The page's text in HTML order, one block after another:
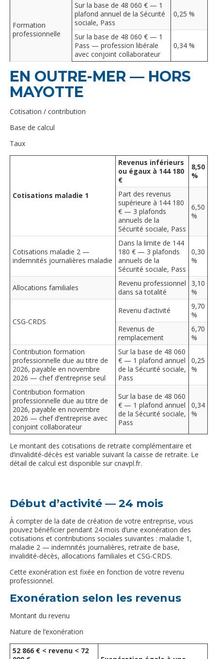
Formation
professionnelle
Sur la base de 48 060 € — 1
plafond annuel de la Sécurité
sociale, Pass
0,25 %
Sur la base de 48 060 € — 1
Pass — profession libérale
avec conjoint collaborateur
0,34 %
EN OUTRE-MER — HORS
MAYOTTE
Cotisation / contribution
Base de calcul
Taux
Cotisations maladie 1
Revenus inférieurs
ou égaux à 144 180
€
8,50
%
Part des revenus
supérieure à 144 180
€ — 3 plafonds
annuels de la
Sécurité sociale, Pass
6,50
%
Cotisations maladie 2 —
indemnités journalières maladie
Dans la limite de 144
180 € — 3 plafonds
annuels de la
Sécurité sociale, Pass
0,30
%
Allocations familiales
Revenu professionnel
dans sa totalité
3,10
%
CSG-CRDS
Revenu d’activité
9,70
%
Revenus de
remplacement
6,70
%
Contribution formation
professionnelle due au titre de
2026, payable en novembre
2026 — chef d’entreprise seul
Sur la base de 48 060
€ — 1 plafond annuel
de la Sécurité sociale,
Pass
0,25
%
Contribution formation
professionnelle due au titre de
2026, payable en novembre
2026 — chef d’entreprise avec
conjoint collaborateur
Sur la base de 48 060
€ — 1 plafond annuel
de la Sécurité sociale,
Pass
0,34
%
Le montant des cotisations de retraite complémentaire et
d’invalidité-décès est variable suivant la caisse de retraite. Le
détail de calcul est disponible sur cnavpl.fr.
Début d’activité — 24 mois
À compter de la date de création de votre entreprise, vous
pouvez bénéficier pendant 24 mois d’une exonération des
cotisations et contributions sociales suivantes : maladie 1,
maladie 2 — indemnités journalières, retraite de base,
invalidité-décès, allocations familiales et CSG-CRDS.
Cette exonération est fixée en fonction de votre revenu
professionnel.
Exonération selon les revenus
Montant du revenu
Nature de l’exonération
52 866 € < revenu < 72